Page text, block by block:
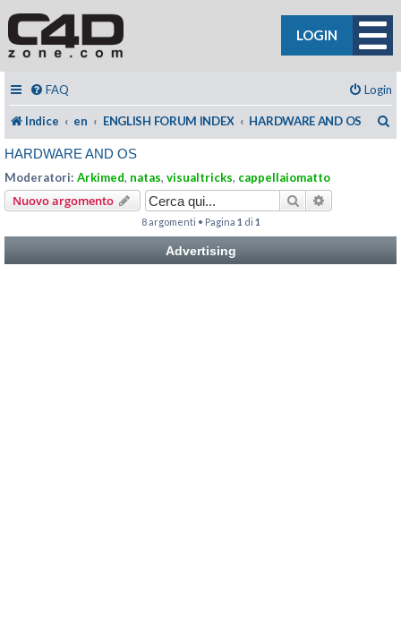
LOGIN
FAQ Login
Indice en ENGLISH FORUM INDEX HARDWARE AND OS
HARDWARE AND OS
Moderatori: Arkimed, natas, visualtricks, cappellaiomatto
Nuovo argomento Cerca
8 argomenti • Pagina 1 di 1
Advertising